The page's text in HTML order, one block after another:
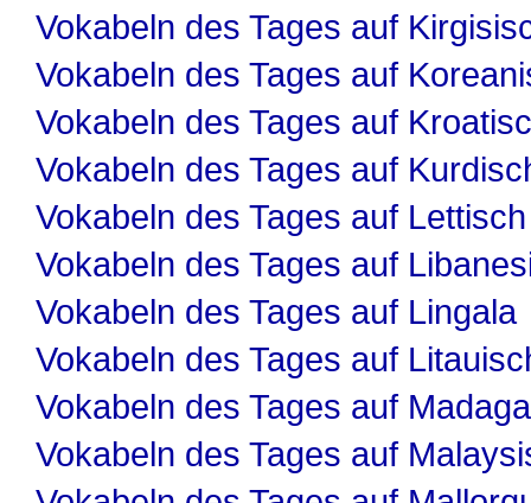
Vokabeln des Tages auf
Vokabeln des Tages auf
Vokabeln des Tages auf
Vokabeln des Tages auf
Vokabeln des Tages auf Lettisch
Vokabeln des Tages auf
Vokabeln des Tages auf Lingala
Vokabeln des Tages auf
Vokabeln des Tages auf
Vokabeln des Tages auf